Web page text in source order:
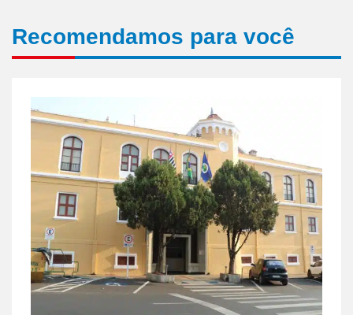
Recomendamos para você